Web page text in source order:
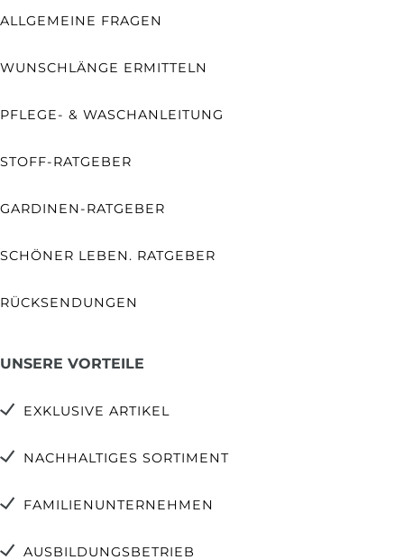
ALLGEMEINE FRAGEN
WUNSCHLÄNGE ERMITTELN
PFLEGE- & WASCHANLEITUNG
STOFF-RATGEBER
GARDINEN-RATGEBER
SCHÖNER LEBEN. RATGEBER
RÜCKSENDUNGEN
UNSERE VORTEILE
EXKLUSIVE ARTIKEL
NACHHALTIGES SORTIMENT
FAMILIENUNTERNEHMEN
AUSBILDUNGSBETRIEB